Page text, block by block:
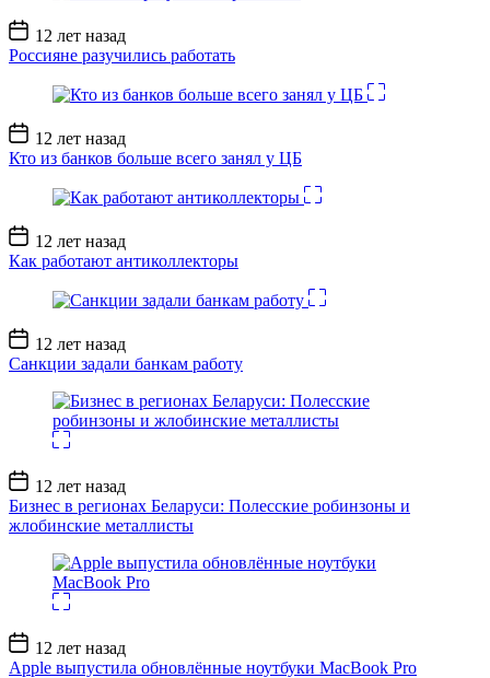
Дата
записи
12 лет назад
Россияне разучились работать
Дата
записи
12 лет назад
Кто из банков больше всего занял у ЦБ
Дата
записи
12 лет назад
Как работают антиколлекторы
Дата
записи
12 лет назад
Санкции задали банкам работу
Дата
записи
12 лет назад
Бизнес в регионах Беларуси: Полесские робинзоны и
жлобинские металлисты
Дата
записи
12 лет назад
Apple выпустила обновлённые ноутбуки MacBook Pro